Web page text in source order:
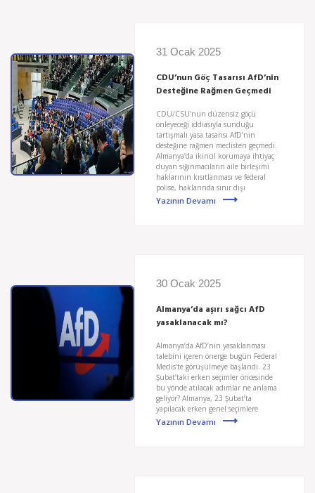
31 Ocak 2025
CDU’nun Göç Tasarısı AfD’nin
Desteğine Rağmen Geçmedi
CDU/CSU’nun düzensiz göçü
önleyeceği iddiasıyla sunduğu
tartışmalı yasa tasarısı AfD’nin
desteğine rağmen meclisten geçmedi.
Almanya’da ikincil korumaya ihtiyaç
duyan sığınmacıların aile birleşimi
haklarının kısıtlanması ve federal
polise, haklarında sınır dışı
Yazının Devamı
30 Ocak 2025
Almanya’da aşırı sağcı AfD
yasaklanacak mı?
Almanya’da AfD’nin yasaklanması
talebini içeren önerge bugün Federal
Meclis’te görüşülmeye başlandı. 23
Şubat’taki erken seçimler öncesinde
bu yönde atılacak adımlar ne anlama
geliyor? Almanya, 23 Şubat’ta
yapılacak erken genel seçimlere
Yazının Devamı